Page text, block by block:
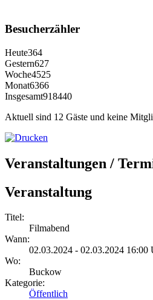
Besucherzähler
Heute364
Gestern627
Woche4525
Monat6366
Insgesamt918440
Aktuell sind 12 Gäste und keine
Veranstaltungen /
Veranstaltung
Titel:
Filmabend
Wann:
02.03.2024 - 02.03.2024 16:00
Wo:
Buckow
Kategorie:
Öffentlich